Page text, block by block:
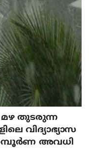
തുടരുന്ന
വിദ്യാഭ്യാസ
അവധി